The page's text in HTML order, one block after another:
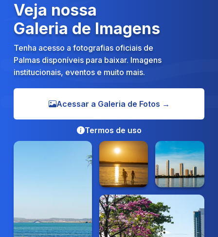
Veja nossa
Galeria de Imagens
Tenha acesso a fotografias oficiais de
Palmas disponíveis para baixar. Imagens
institucionais, eventos e muito mais.
Termos de uso
Acessar a Galeria de Fotos →